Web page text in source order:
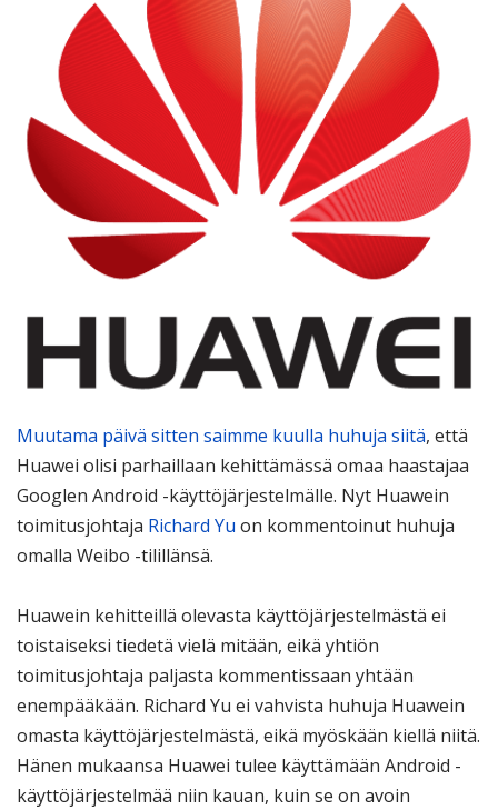
Muutama päivä sitten saimme kuulla huhuja siitä, että
Huawei olisi parhaillaan kehittämässä omaa haastajaa
Googlen Android -käyttöjärjestelmälle. Nyt Huawein
toimitusjohtaja Richard Yu on kommentoinut huhuja
omalla Weibo -tilillänsä.
Huawein kehitteillä olevasta käyttöjärjestelmästä ei
toistaiseksi tiedetä vielä mitään, eikä yhtiön
toimitusjohtaja paljasta kommentissaan yhtään
enempääkään. Richard Yu ei vahvista huhuja Huawein
omasta käyttöjärjestelmästä, eikä myöskään kiellä niitä.
Hänen mukaansa Huawei tulee käyttämään Android -
käyttöjärjestelmää niin kauan, kuin se on avoin